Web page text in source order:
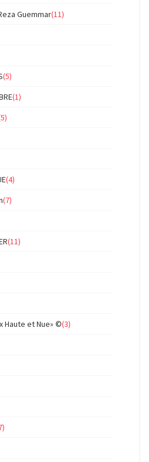
Guemmar(11)
(5)
(1)
(4)
(7)
(11)
Haute et Nue» ©(3)